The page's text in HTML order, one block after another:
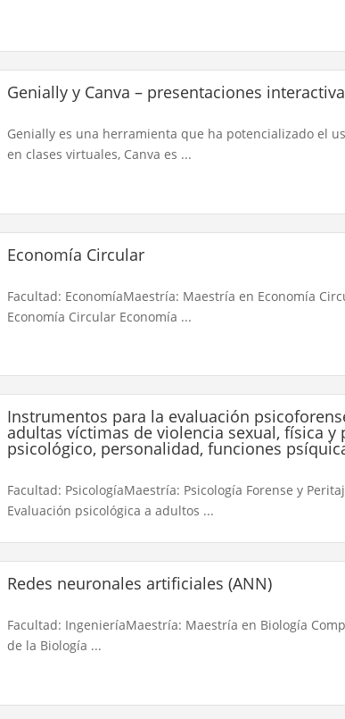
Genially y Canva – presentaciones
Genially es una herramienta que ha potencializado el
en clases virtuales, Canva es ...
Economía Circular
Facultad: EconomíaMaestría: Maestría en Economía
Economía Circular Economía ...
Instrumentos para la evaluación
adultas víctimas de violencia sexual, física y
psicológico, personalidad, funciones
Facultad: PsicologíaMaestría: Psicología Forense y
Evaluación psicológica a adultos ...
Redes neuronales artificiales (ANN)
Facultad: IngenieríaMaestría: Maestría en Biología
de la Biología ...